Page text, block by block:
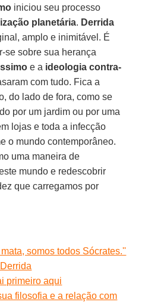
iniciou seu processo
planetária. Derrida
amplo e inimitável. É
se sobre sua herança
e a ideologia contra-
com tudo. Fica a
do lado de fora, como se
por um jardim ou por uma
lojas e toda a infecção
o mundo contemporâneo.
uma maneira de
mundo e redescobrir
que carregamos por
somos todos Sócrates.''
primeiro aqui
filosofia e a relação com